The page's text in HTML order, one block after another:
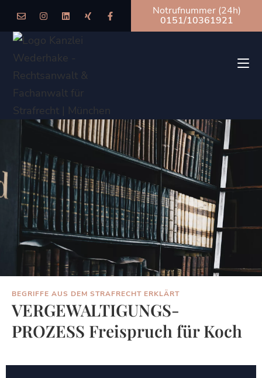
Notrufnummer (24h)
0151/10361921
BEGRIFFE AUS DEM STRAFRECHT ERKLÄRT
VERGEWALTIGUNGS-
PROZESS Freispruch für Koch